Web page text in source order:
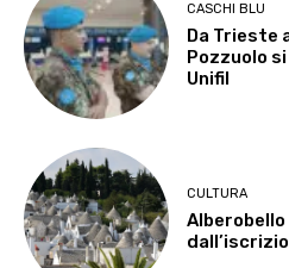
CASCHI BLU
Da Trieste
Pozzuolo
Unifil
CULTURA